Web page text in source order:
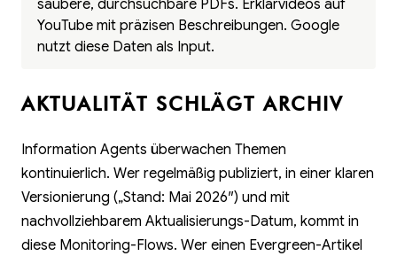
saubere, durchsuchbare PDFs. Erklärvideos auf
YouTube mit präzisen Beschreibungen. Google
nutzt diese Daten als Input.
AKTUALITÄT SCHLÄGT ARCHIV
Information Agents überwachen Themen
kontinuierlich. Wer regelmäßig publiziert, in einer klaren
Versionierung („Stand: Mai 2026″) und mit
nachvollziehbarem Aktualisierungs-Datum, kommt in
diese Monitoring-Flows. Wer einen Evergreen-Artikel